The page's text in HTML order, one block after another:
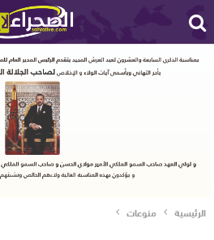
الرئيسية منوعات